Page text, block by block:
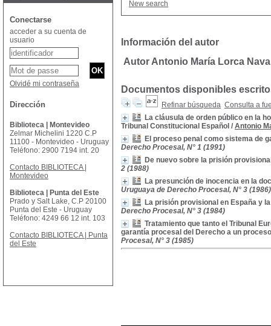
New search
Información del autor
Autor Antonio María Lorca
Documentos disponibles
Refinar búsqueda Consulta a
La cláusula de orden público en la
Tribunal Constitucional Español / Antonio
El proceso penal como sistema de
Derecho Procesal, N° 1 (1991)
De nuevo sobre la prisión
2 (1988)
La presunción de inocencia en la
Uruguaya de Derecho Procesal, N° 3 (1986)
La prisión provisional en España y
Derecho Procesal, N° 3 (1984)
Tratamiento que tanto el Tribunal
garantía procesal del Derecho a un
Procesal, N° 3 (1985)
Conectarse
acceder a su cuenta de
usuario
Olvidé mi contraseña
Dirección
Biblioteca | Montevideo
Zelmar Michelini 1220 C.P
11100 - Montevideo - Uruguay
Teléfono: 2900 7194 int. 20
Contacto BIBLIOTECA |
Montevideo
Biblioteca | Punta del Este
Prado y Salt Lake, C.P 20100
Punta del Este - Uruguay
Teléfono: 4249 66 12 int. 103
Contacto BIBLIOTECA | Punta
del Este